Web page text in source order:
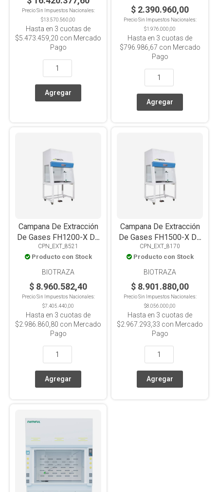
Precio Sin Impuestos Nacionales:
$13.570.560,00
Hasta en 3 cuotas de
$5.473.459,20 con Mercado
Pago
$ 2.390.960,00
Precio Sin Impuestos Nacionales:
$1.976.000,00
Hasta en 3 cuotas de
$796.986,67 con Mercado
Pago
Campana De Extracción
De Gases FH1200-X De
Uso General, Base
Estándar, Ventana Frontal
Motorizada,
Compensación de Aire
CPN_EXT_8521
Producto con Stock
BIOTRAZA
$ 8.960.582,40
Precio Sin Impuestos Nacionales:
$7.405.440,00
Hasta en 3 cuotas de
$2.986.860,80 con Mercado
Pago
Campana De Extracción
De Gases FH1500-X De
Uso General, Base
Estándar, Ventana Frontal
Motorizada,
Compensación De Aire
CPN_EXT_8170
Producto con Stock
BIOTRAZA
$ 8.901.880,00
Precio Sin Impuestos Nacionales:
$8.056.000,00
Hasta en 3 cuotas de
$2.967.293,33 con Mercado
Pago